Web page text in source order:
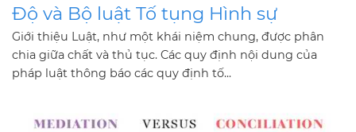
Độ và Bộ luật Tố tụng Hình sự
Giới thiệu Luật, như một khái niệm chung, được phân
chia giữa chất và thủ tục. Các quy định nội dung của
pháp luật thông báo các quy định tố...